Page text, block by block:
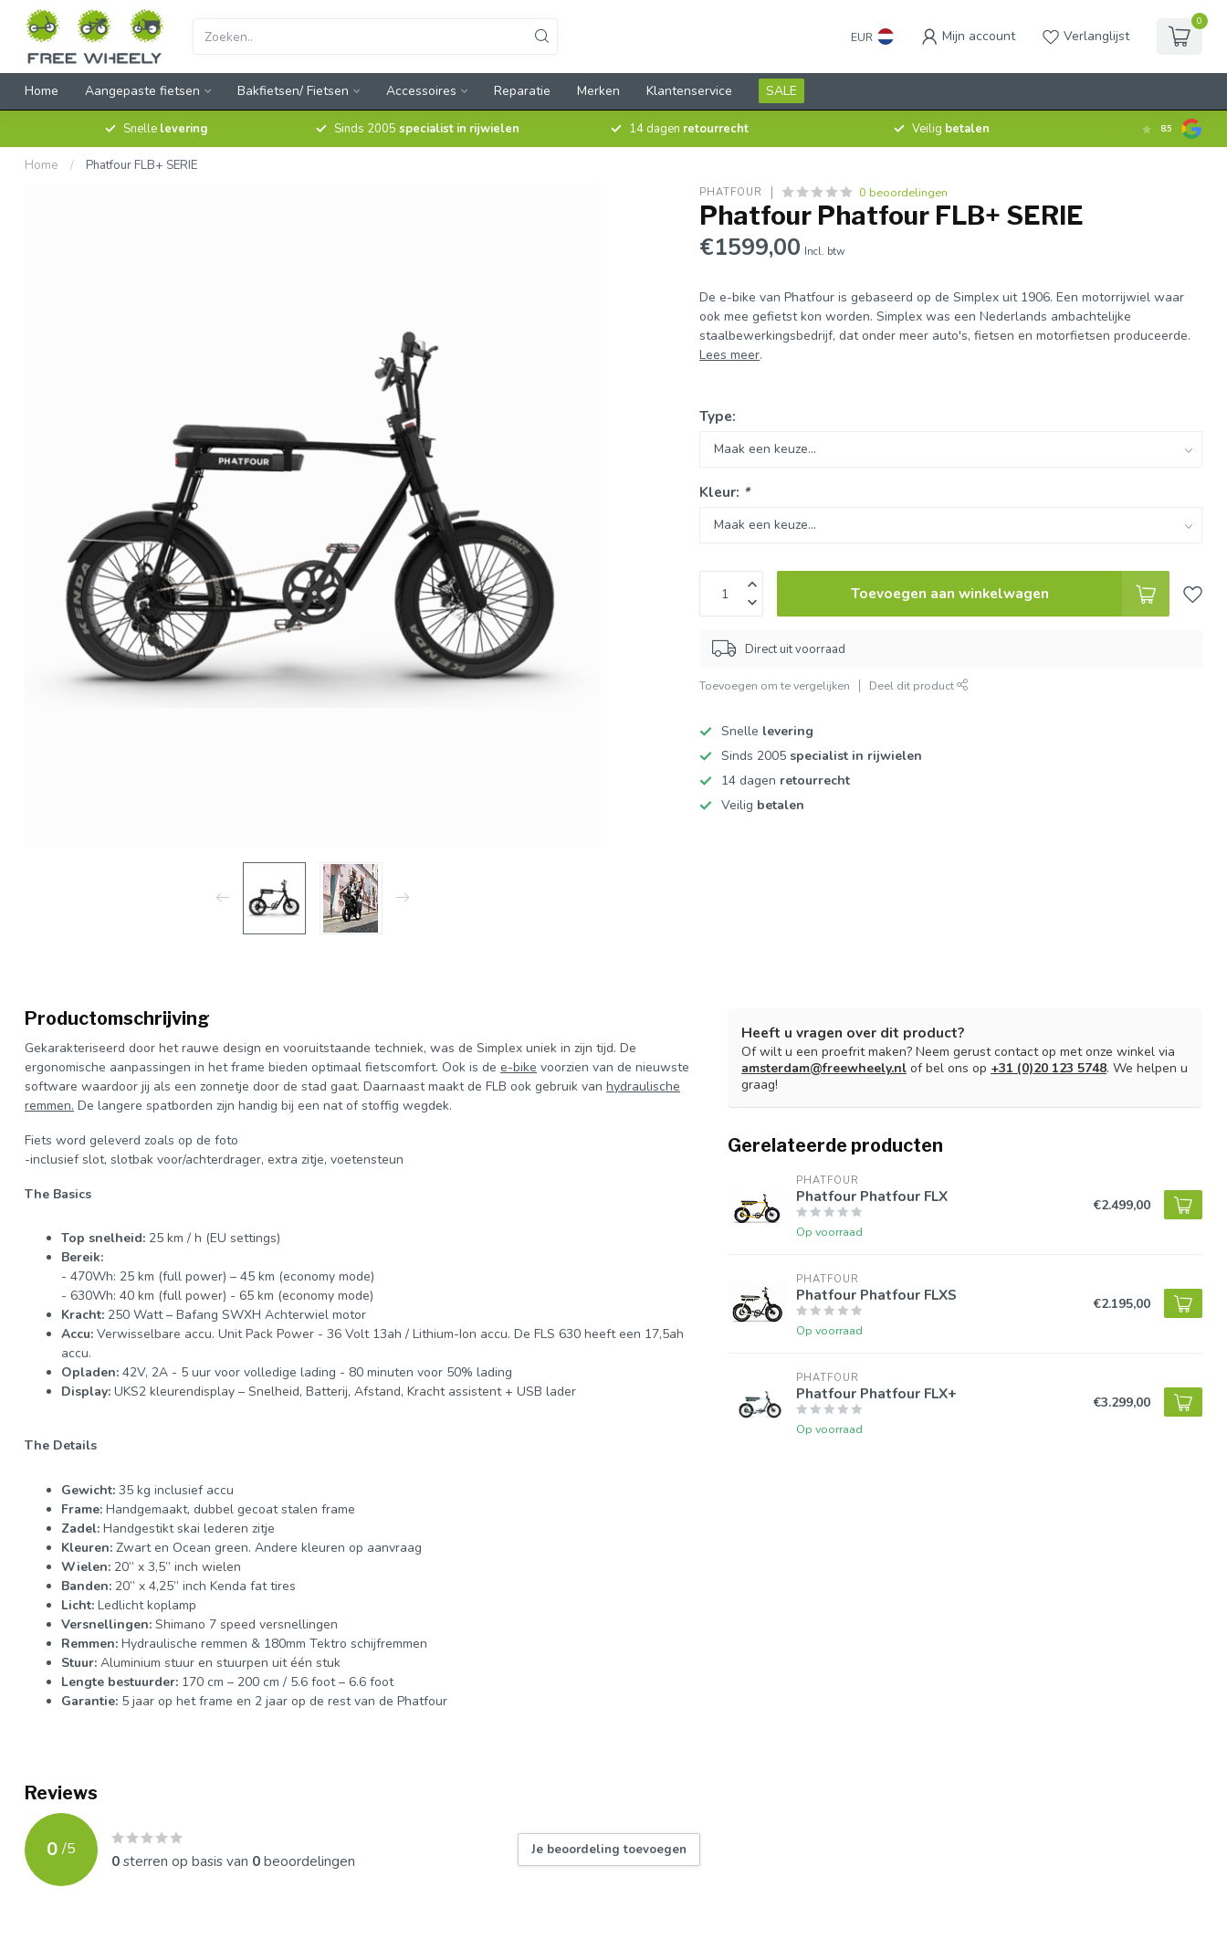
EUR Mijn account Verlanglijst
0
Home Aangepaste fietsen Bakfietsen/ Fietsen Accessoires Reparatie Merken Klantenservice SALE
Snelle levering Sinds 2005 specialist in rijwielen 14 dagen retourrecht Veilig betalen 8.5
Home / Phatfour FLB+ SERIE
PHATFOUR 0 beoordelingen
Phatfour Phatfour FLB+ SERIE
€1599,00 Incl. btw
De e-bike van Phatfour is gebaseerd op de Simplex uit 1906. Een motorrijwiel waar
ook mee gefietst kon worden. Simplex was een Nederlands ambachtelijke
staalbewerkingsbedrijf, dat onder meer auto's, fietsen en motorfietsen produceerde.
Lees meer.
Type:
Kleur: *
Toevoegen aan winkelwagen
Direct uit voorraad
Toevoegen om te vergelijken Deel dit product
Snelle levering
Sinds 2005 specialist in rijwielen
14 dagen retourrecht
Veilig betalen
Productomschrijving
Gekarakteriseerd door het rauwe design en vooruitstaande techniek, was de Simplex uniek in zijn tijd. De
ergonomische aanpassingen in het frame bieden optimaal fietscomfort. Ook is de e-bike voorzien van de nieuwste
software waardoor jij als een zonnetje door de stad gaat. Daarnaast maakt de FLB ook gebruik van hydraulische
remmen. De langere spatborden zijn handig bij een nat of stoffig wegdek.
Fiets word geleverd zoals op de foto
-inclusief slot, slotbak voor/achterdrager, extra zitje, voetensteun
The Basics
Top snelheid: 25 km / h (EU settings)
Bereik:
- 470Wh: 25 km (full power) – 45 km (economy mode)
- 630Wh: 40 km (full power) - 65 km (economy mode)
Kracht: 250 Watt – Bafang SWXH Achterwiel motor
Accu: Verwisselbare accu. Unit Pack Power - 36 Volt 13ah / Lithium-Ion accu. De FLS 630 heeft een 17,5ah
accu.
Opladen: 42V, 2A - 5 uur voor volledige lading - 80 minuten voor 50% lading
Display: UKS2 kleurendisplay – Snelheid, Batterij, Afstand, Kracht assistent + USB lader
The Details
Gewicht: 35 kg inclusief accu
Frame: Handgemaakt, dubbel gecoat stalen frame
Zadel: Handgestikt skai lederen zitje
Kleuren: Zwart en Ocean green. Andere kleuren op aanvraag
Wielen: 20” x 3,5” inch wielen
Banden: 20” x 4,25” inch Kenda fat tires
Licht: Ledlicht koplamp
Versnellingen: Shimano 7 speed versnellingen
Remmen: Hydraulische remmen & 180mm Tektro schijfremmen
Stuur: Aluminium stuur en stuurpen uit één stuk
Lengte bestuurder: 170 cm – 200 cm / 5.6 foot – 6.6 foot
Garantie: 5 jaar op het frame en 2 jaar op de rest van de Phatfour
Reviews
0 /5
0sterren op basis van 0beoordelingen
Je beoordeling toevoegen
Heeft u vragen over dit product?
Of wilt u een proefrit maken? Neem gerust contact op met onze winkel via
amsterdam@freewheely.nl of bel ons op +31 (0)20 123 5748. We helpen u
graag!
Gerelateerde producten
PHATFOUR
Phatfour Phatfour FLX
Op voorraad
€2.499,00
PHATFOUR
Phatfour Phatfour FLXS
Op voorraad
€2.195,00
PHATFOUR
Phatfour Phatfour FLX+
Op voorraad
€3.299,00